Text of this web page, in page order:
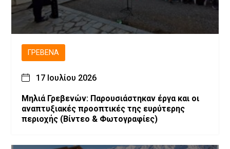
ΓΡΕΒΕΝΆ
17 Ιουλίου 2026
Μηλιά Γρεβενών: Παρουσιάστηκαν έργα και οι
αναπτυξιακές προοπτικές της ευρύτερης
περιοχής (Bίντεο & Φωτογραφίες)